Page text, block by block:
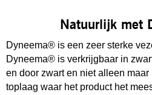
Natuurlijk met
Dyneema® is een zeer sterke
Dyneema® is verkrijgbaar in
en door zwart en niet alleen
toplaag waar het product het